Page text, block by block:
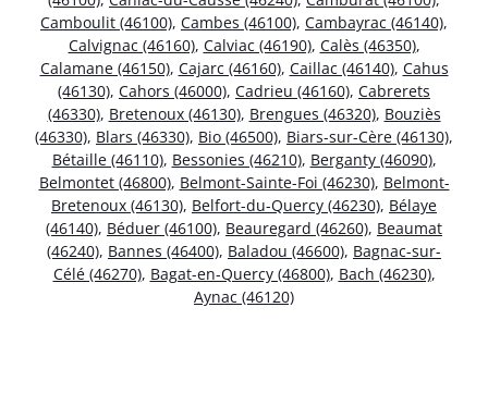
Camboulit (46100), Cambes (46100), Cambayrac (46140),
Calvignac (46160), Calviac (46190), Calès (46350),
Calamane (46150), Cajarc (46160), Caillac (46140), Cahus
(46130), Cahors (46000), Cadrieu (46160), Cabrerets
(46330), Bretenoux (46130), Brengues (46320), Bouziès
(46330), Blars (46330), Bio (46500), Biars-sur-Cère (46130),
Bétaille (46110), Bessonies (46210), Berganty (46090),
Belmontet (46800), Belmont-Sainte-Foi (46230), Belmont-
Bretenoux (46130), Belfort-du-Quercy (46230), Bélaye
(46140), Béduer (46100), Beauregard (46260), Beaumat
(46240), Bannes (46400), Baladou (46600), Bagnac-sur-
Célé (46270), Bagat-en-Quercy (46800), Bach (46230),
Aynac (46120)